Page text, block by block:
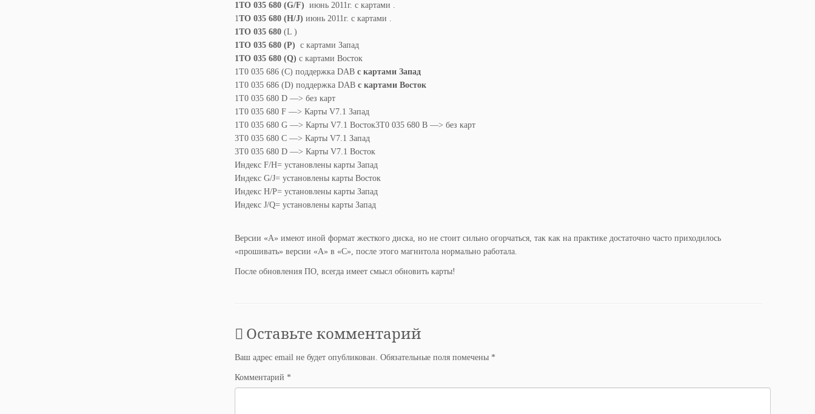
1ТО 035 680 (G/F) июнь 2011г. с картами .
1ТО 035 680 (H/J) июнь 2011г. с картами .
1ТО 035 680 (L )
1ТО 035 680 (P) с картами Запад
1ТО 035 680 (Q) с картами Восток
1T0 035 686 (C) поддержка DAB с картами Запад
1T0 035 686 (D) поддержка DAB с картами Восток
1T0 035 680 D —> без карт
1T0 035 680 F —> Карты V7.1 Запад
1T0 035 680 G —> Карты V7.1 Восток3T0 035 680 B —> без карт
3T0 035 680 C —> Карты V7.1 Запад
3T0 035 680 D —> Карты V7.1 Восток
Индекс F/H= установлены карты Запад
Индекс G/J= установлены карты Восток
Индекс H/P= установлены карты Запад
Индекс J/Q= установлены карты Запад
Версии «A» имеют иной формат жесткого диска, но не стоит сильно огорчаться, так как на практике достаточно часто приходилось
«прошивать» версии «A» в «C», после этого магнитола нормально работала.
После обновления ПО, всегда имеет смысл обновить карты!
Оставьте комментарий
Ваш адрес email не будет опубликован. Обязательные поля помечены *
Комментарий *